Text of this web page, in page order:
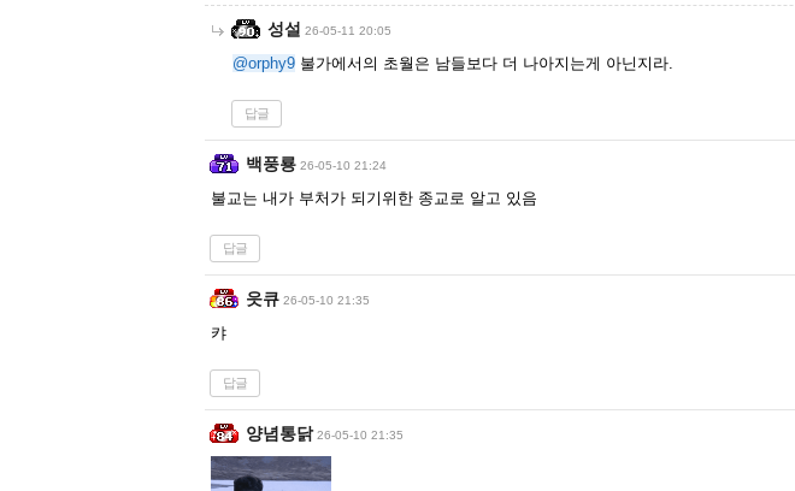
성설 26-05-11 20:05
@orphy9 불가에서의 초월은 남들보다 더 나아지는게 아닌지라.
답글
백풍룡 26-05-10 21:24
불교는 내가 부처가 되기위한 종교로 알고 있음
답글
읏큐 26-05-10 21:35
캬
답글
양념통닭 26-05-10 21:35